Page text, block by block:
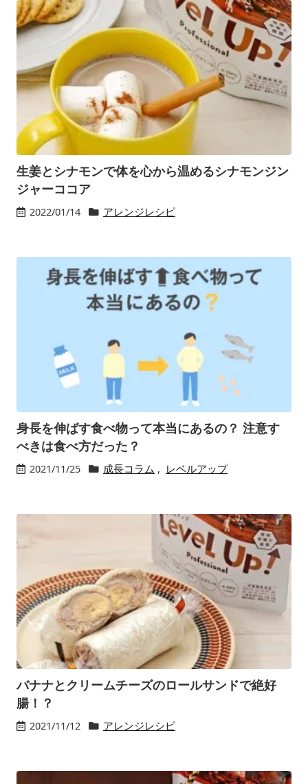
生姜とシナモンで体を心から温めるシナモンジン
ジャーココア
2022/01/14 アレンジレシピ
身長を伸ばす食べ物って本当にあるの？ 注意す
べきは食べ方だった？
2021/11/25 成長コラム , レベルアップ
バナナとクリームチーズのロールサンドで絶好
腸！？
2021/11/12 アレンジレシピ